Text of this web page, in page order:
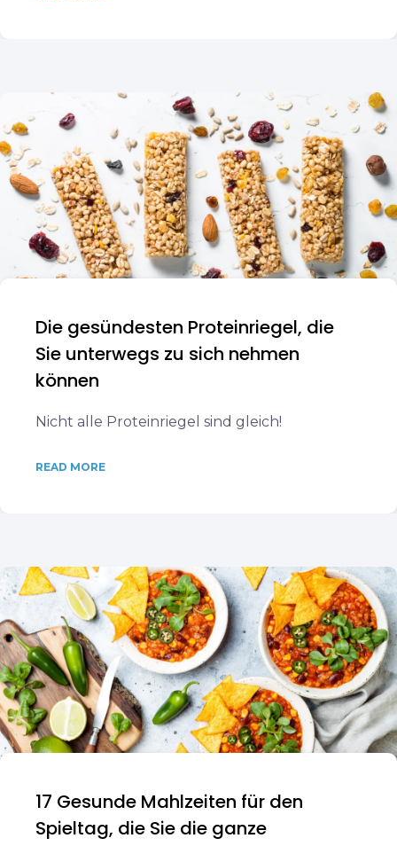
Die gesündesten Proteinriegel, die
Sie unterwegs zu sich nehmen
können
Nicht alle Proteinriegel sind gleich!
READ MORE
17 Gesunde Mahlzeiten für den
Spieltag, die Sie die ganze